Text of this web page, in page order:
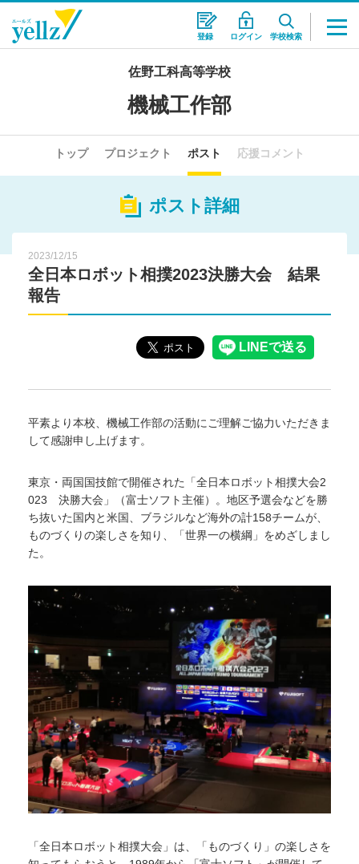
登録 ログイン 学校検索
佐野工科高等学校
機械工作部
トップ プロジェクト ポスト 応援コメント
ポスト詳細
2023/12/15
全日本ロボット相撲2023決勝大会 結果
報告
平素より本校、機械工作部の活動にご理解ご協力いただきま
して感謝申し上げます。
東京・両国国技館で開催された「全日本ロボット相撲大会2
023 決勝大会」（富士ソフト主催）。地区予選会などを勝
ち抜いた国内と米国、ブラジルなど海外の計158チームが、
ものづくりの楽しさを知り、「世界一の横綱」をめざしまし
た。
「全日本ロボット相撲大会」は、「ものづくり」の楽しさを